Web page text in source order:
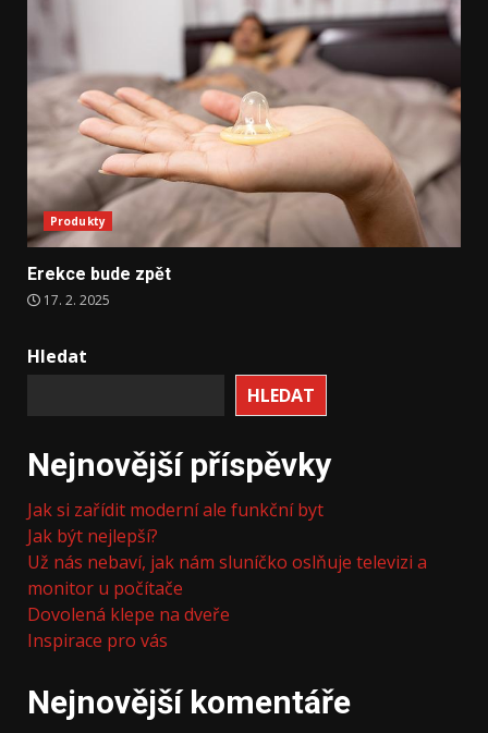
Produkty
Erekce bude zpět
17. 2. 2025
Hledat
HLEDAT
Nejnovější příspěvky
Jak si zařídit moderní ale funkční byt
Jak být nejlepší?
Už nás nebaví, jak nám sluníčko oslňuje televizi a
monitor u počítače
Dovolená klepe na dveře
Inspirace pro vás
Nejnovější komentáře